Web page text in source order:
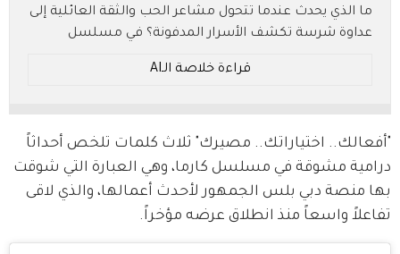
ما الذي يحدث عندما تتحول مشاعر الحب والثقة العائلية إلى
عداوة شرسة تكشف الأسرار المدفونة؟ في مسلسل
تصاعدت أحداثها لتصبح محط اهتمام جمهور الدراما
* ملخص بالـ AI.. يُرجى الرجوع إلى النص الأصلي للتفاصيل.
قراءة خلاصة الـAI
"أفعالك.. اختياراتك.. مصيرك" ثلاث كلمات تلخص أحداثاً
درامية مشوقة في مسلسل كارما، وهي العبارة التي شوقت
بها منصة دبي بلس الجمهور لأحدث أعمالها، والذي لاقى
تفاعلاً واسعاً منذ انطلاق عرضه مؤخراً.